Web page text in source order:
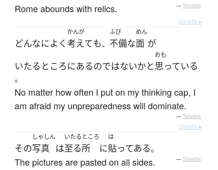
Rome abounds with relics. — Tatoeba
Details ▸
どんなによく
かんが
考えても、
ふび
不備な
めん
面 が
いたるところにあるのではないかと
おも
思っている
。
No matter how often I put on my thinking cap, I
am afraid my unpreparedness will dominate.
— Tatoeba
Details ▸
その
しゃしん
写真 は
いたるところ
至る所 に
は
貼ってある。
The pictures are pasted on all sides. — Tatoeba